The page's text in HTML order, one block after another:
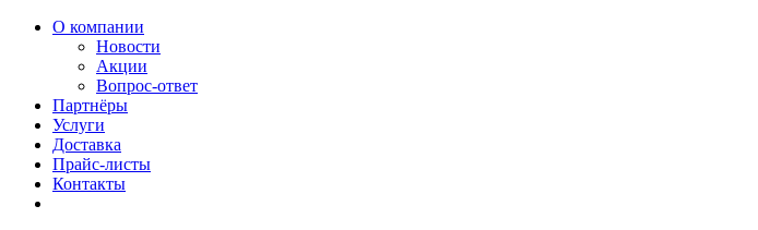
О компании
Новости
Акции
Вопрос-ответ
Партнёры
Услуги
Доставка
Прайс-листы
Контакты